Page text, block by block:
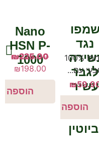
נגד
לגבר
עשיר
פלמטו
₪
שמפו 100%
עם...
Nano
HSN P-
1000
₪225.00
₪198.00